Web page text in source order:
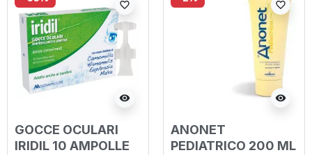
visibility
favorite_border
GOCCE OCULARI
IRIDIL 10 AMPOLLE
visibility
favorite_border
ANONET
PEDIATRICO 200 ML